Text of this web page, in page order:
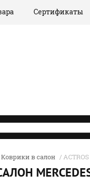
Сертификаты
Коврики в салон / ACTROS